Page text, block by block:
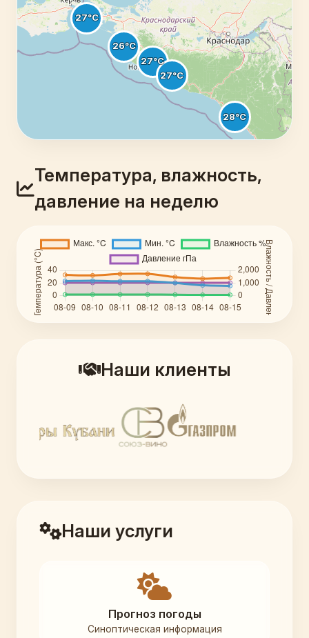
Температура, влажность,
давление на неделю
Наши клиенты
Наши услуги
Прогноз погоды
Синоптическая информация